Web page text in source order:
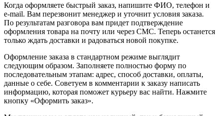
Когда оформляете быстрый заказ, напишите ФИО, телефон и
e-mail. Вам перезвонит менеджер и уточнит условия заказа.
По результатам разговора вам придет подтверждение
оформления товара на почту или через СМС. Теперь останется
только ждать доставки и радоваться новой покупке.
Оформление заказа в стандартном режиме выглядит
следующим образом. Заполняете полностью форму по
последовательным этапам: адрес, способ доставки, оплаты,
данные о себе. Советуем в комментарии к заказу написать
информацию, которая поможет курьеру вас найти. Нажмите
кнопку «Оформить заказ».